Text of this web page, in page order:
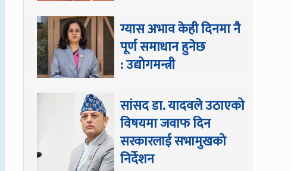
ग्यास अभाव केही दिनमा नै
पूर्ण समाधान हुनेछ
: उद्योगमन्त्री
सांसद डा‍‍. यादवले उठाएको
विषयमा जवाफ दिन
सरकारलाई सभामुखको
निर्देशन